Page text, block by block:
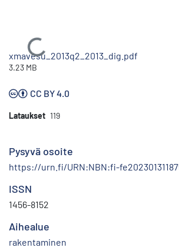
Ladataan...
xmavesu_2013q2_2013_dig.pdf
3.23 MB
CC BY 4.0
Lataukset 119
Pysyvä osoite
https://urn.fi/URN:NBN:fi-
ISSN
1456-8152
Aihealue
rakentaminen